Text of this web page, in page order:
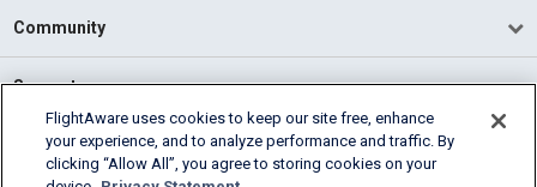
Community
Support
English (USA)
2026 FlightAware
FlightAware uses cookies to keep our site free, enhance
your experience, and to analyze performance and traffic. By
clicking “Allow All”, you agree to storing cookies on your